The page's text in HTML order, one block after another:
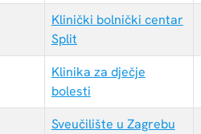
Klinički bolnički centar
Split
Klinika za dječje
bolesti
Sveučilište u Zagrebu